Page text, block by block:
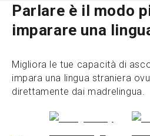
Parlare è il modo
imparare una
Migliora le tue capacità di
impara una lingua straniera
direttamente dai madrelingua.